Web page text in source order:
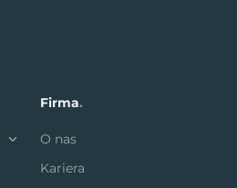
Firma.
O nas
Kariera